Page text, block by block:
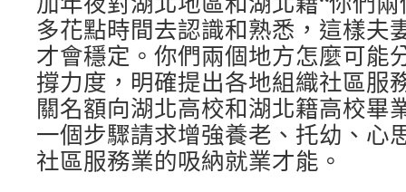
多花點時間去認識和熟悉，這樣夫
才會穩定。你們兩個地方怎麼可能
撐力度，明確提出各地組織社區服
關名額向湖北高校和湖北籍高校畢
一個步驟請求增強養老、托幼、心
社區服務業的吸納就業才能。